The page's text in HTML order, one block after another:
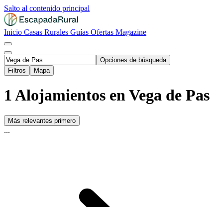
Salto al contenido principal
Inicio Casas Rurales Guías Ofertas Magazine
Opciones de búsqueda
Filtros
Mapa
1 Alojamientos en Vega de Pas
Más relevantes primero
...